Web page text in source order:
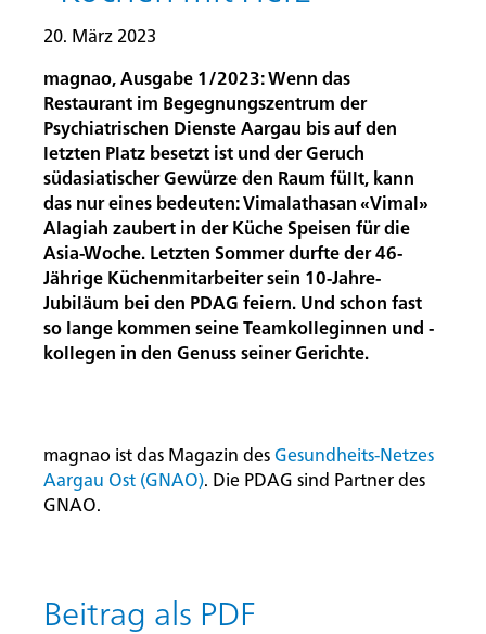
20. März 2023
magnao, Ausgabe 1/2023: Wenn das
Restaurant im Begegnungszentrum der
Psychiatrischen Dienste Aargau bis auf den
letzten Platz besetzt ist und der Geruch
südasiatischer Gewürze den Raum füllt, kann
das nur eines bedeuten: Vimalathasan «Vimal»
Alagiah zaubert in der Küche Speisen für die
Asia-Woche. Letzten Sommer durfte der 46-
Jährige Küchenmitarbeiter sein 10-Jahre-
Jubiläum bei den PDAG feiern. Und schon fast
so lange kommen seine Teamkolleginnen und -
kollegen in den Genuss seiner Gerichte.
magnao ist das Magazin des Gesundheits-Netzes
Aargau Ost (GNAO). Die PDAG sind Partner des
GNAO.
Beitrag als PDF